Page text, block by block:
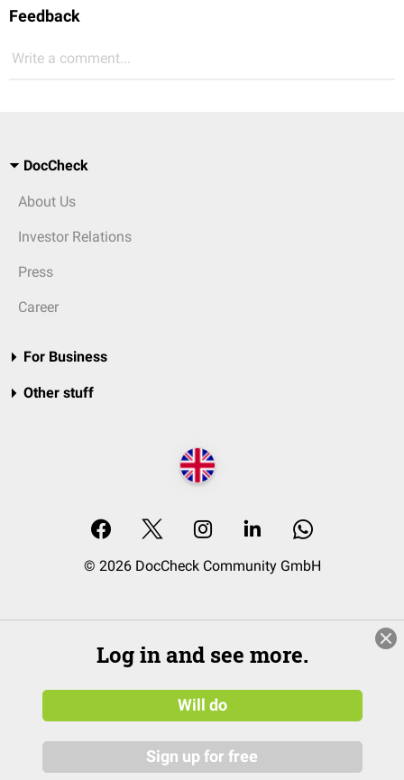
Feedback
Write a comment...
DocCheck
About Us
Investor Relations
Press
Career
For Business
Other stuff
© 2026 DocCheck Community GmbH
Log in and see more.
Will do
Sign up for free